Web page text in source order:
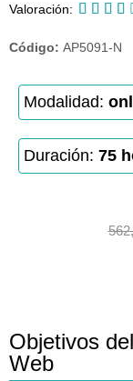
Valoración:    
Código: AP5091-N
Modalidad:
Duración: 75
Objetivos
Web